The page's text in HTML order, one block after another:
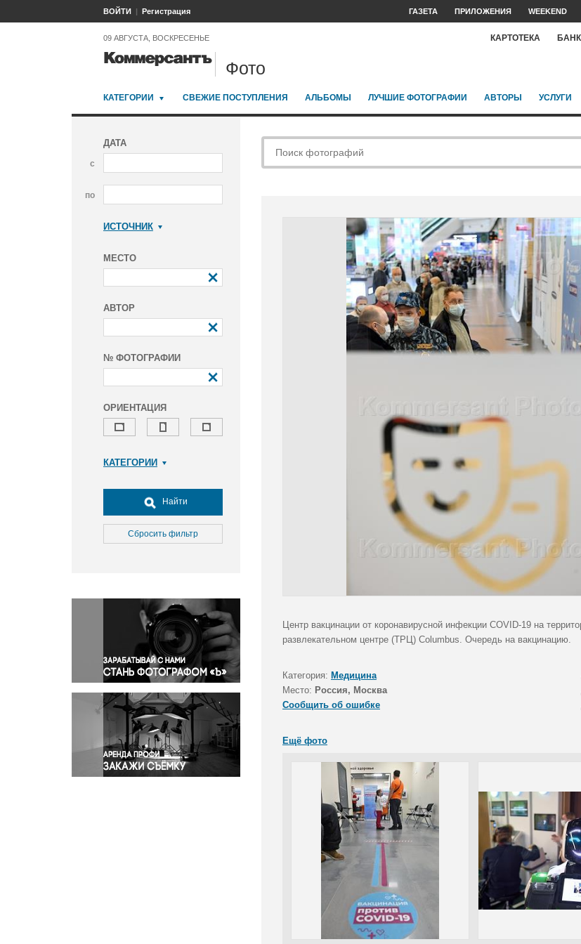
ВОЙТИ Регистрация ГАЗЕТА ПРИЛОЖЕНИЯ WEEKEND
09 АВГУСТА, ВОСКРЕСЕНЬЕ КАРТОТЕКА
Фото
КАТЕГОРИИ СВЕЖИЕ ПОСТУПЛЕНИЯ АЛЬБОМЫ ЛУЧШИЕ ФОТОГРАФИИ АВТОРЫ УСЛУГИ
ДАТА
с
по
ИСТОЧНИК
МЕСТО
АВТОР
№ ФОТОГРАФИИ
ОРИЕНТАЦИЯ
КАТЕГОРИИ
Досуг, туризм и отдых
Культура
Медицина
Окружающая среда
Политика
Правосудие
Происшествия и конфликты
Религия
Светская жизнь
Спорт
Экология
Экономика и бизнес
Найти
Сбросить фильтр
Центр вакцинации от коронавирусной инфекции COVID-19 на
развлекательном центре (ТРЦ) Columbus. Очередь на вакцинацию.
Категория: Медицина
Место: Россия, Москва
Сообщить об ошибке
Ещё фото